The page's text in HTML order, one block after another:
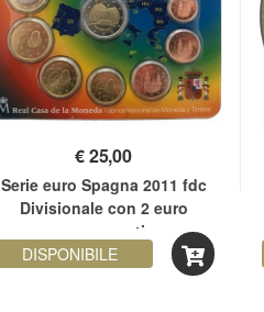
€25,00
Serie euro Spagna 2011 fdc
Divisionale con 2 euro
commemorativo
DISPONIBILE